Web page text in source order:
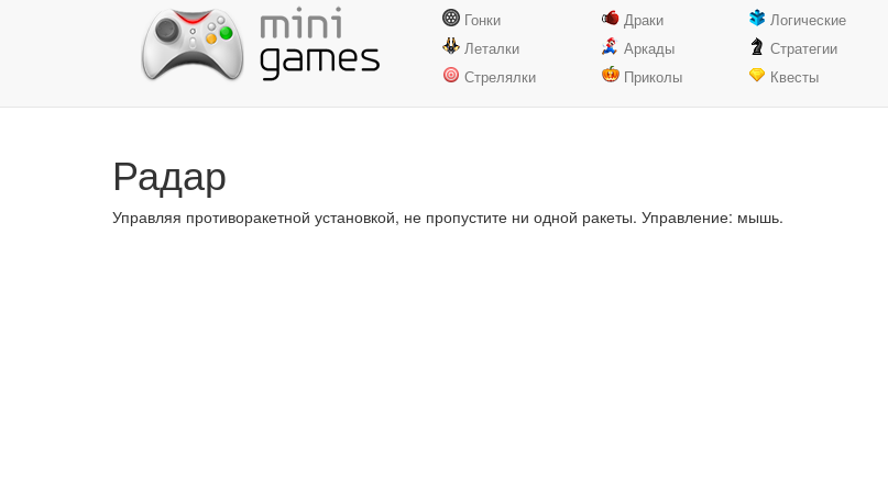
Гонки
Леталки
Стрелялки
Драки
Аркады
Приколы
Логические
Стратегии
Квесты
Радар
Управляя противоракетной установкой, не пропустите ни одной ракеты. Управление: мышь.